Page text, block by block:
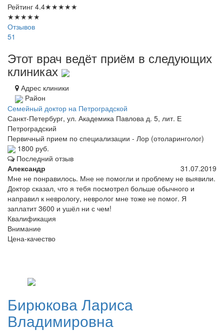
Рейтинг 4.4★★★★★
★★★★★
Отзывов
51
Этот врач ведёт приём в следующих
клиниках
Адрес клиники
Район
Семейный доктор на Петроградской
Санкт-Петербург, ул. Академика Павлова д. 5, лит. Е
Петроградский
Первичный прием по специализации - Лор (отоларинголог)
1800 руб.
Последний отзыв
Александр
31.07.2019
Мне не понравилось. Мне не помогли и проблему не выявили.
Доктор сказал, что я тебя посмотрел больше обычного и
направил к неврологу, невролог мне тоже не помог. Я
заплатит 3600 и ушёл ни с чем!
Квалификация
Внимание
Цена-качество
БирюковаЛариса
Владимировна